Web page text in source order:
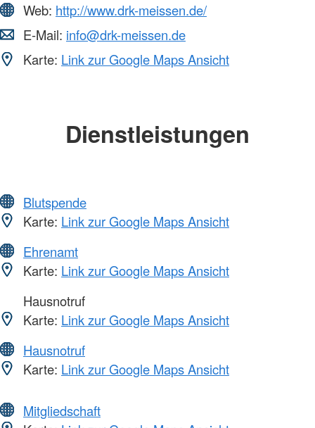
Web: http://www.drk-meissen.de/
E-Mail: info@drk-meissen.de
Karte: Link zur Google Maps Ansicht
Dienstleistungen
Blutspende
Karte: Link zur Google Maps Ansicht
Ehrenamt
Karte: Link zur Google Maps Ansicht
Hausnotruf
Karte: Link zur Google Maps Ansicht
Hausnotruf
Karte: Link zur Google Maps Ansicht
Mitgliedschaft